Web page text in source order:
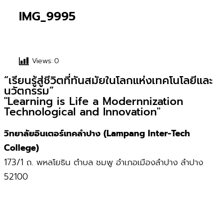
IMG_9995
Views:0
“เรียนรู้สู่ชีวิตที่ทันสมัยในโลกแห่งเทคโนโลยีและ
นวัตกรรม”
"Learning is Life a Modernnization
Technological and Innovation"
วิทยาลัยอินเตอร์เทคลำปาง (Lampang Inter-Tech
College)
173/1 ถ. พหลโยธิน ตำบล ชมพู อำเภอเมืองลำปาง ลำปาง
52100